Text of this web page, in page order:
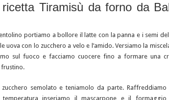
ricetta Tiramisù da forno da
portiamo a bollore il latte con la panna e i semi
con lo zucchero a velo e l’amido. Versiamo la
sul fuoco e facciamo cuocere fino a formare una
frustino.
semolato e teniamolo da parte.
inseriamo il mascarpone e il formaggio